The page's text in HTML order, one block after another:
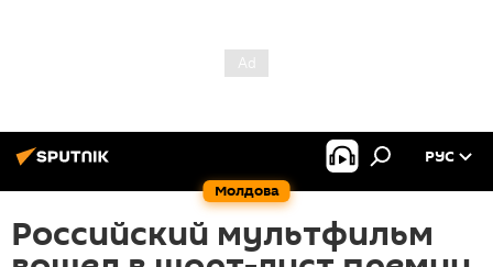
Молдова
РУС
Российский мультфильм